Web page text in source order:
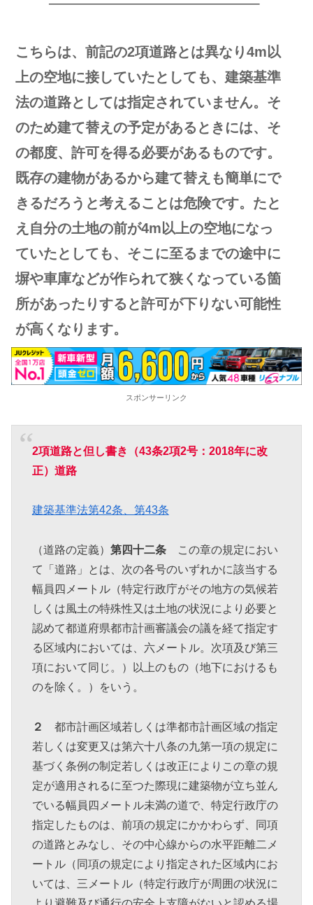
こちらは、前記の2項道路とは異なり4m以
上の空地に接していたとしても、建築基準
法の道路としては指定されていません。そ
のため建て替えの予定があるときには、そ
の都度、許可を得る必要があるものです。
既存の建物があるから建て替えも簡単にで
きるだろうと考えることは危険です。たと
え自分の土地の前が4m以上の空地になっ
ていたとしても、そこに至るまでの途中に
塀や車庫などが作られて狭くなっている箇
所があったりすると許可が下りない可能性
が高くなります。
スポンサーリンク
2項道路と但し書き（43条2項2号：2018年に改
正）道路
建築基準法第42条、第43条
（道路の定義） 第四十二条この章の規定におい
て「道路」とは、次の各号のいずれかに該当する
幅員四メートル（特定行政庁がその地方の気候若
しくは風土の特殊性又は土地の状況により必要と
認めて都道府県都市計画審議会の議を経て指定す
る区域内においては、六メートル。次項及び第三
項において同じ。）以上のもの（地下におけるも
のを除く。）をいう。
２
都市計画区域若しくは準都市計画区域の指定
若しくは変更又は第六十八条の九第一項の規定に
基づく条例の制定若しくは改正によりこの章の規
定が適用されるに至つた際現に建築物が立ち並ん
でいる幅員四メートル未満の道で、特定行政庁の
指定したものは、前項の規定にかかわらず、同項
の道路とみなし、その中心線からの水平距離二メ
ートル（同項の規定により指定された区域内にお
いては、三メートル（特定行政庁が周囲の状況に